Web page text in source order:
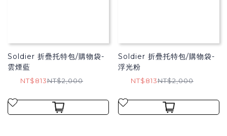
Soldier 折疊托特包/購物袋​-
雲煙藍
NT$813NT$2,000
Soldier 折疊托特包/購物袋​-
浮光粉
NT$813NT$2,000